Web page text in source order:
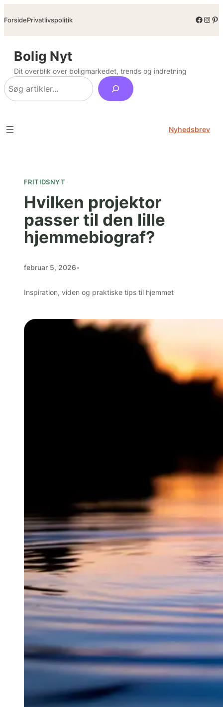
til
ForsidePrivatlivspolitik
Bolig Nyt
Dit overblik over boligmarkedet, trends og indretning
Søg
Nyhedsbrev
FRITIDSNYT
Hvilken projektor
passer til den lille
hjemmebiograf?
februar 5, 2026•
Inspiration, viden og praktiske tips til hjemmet